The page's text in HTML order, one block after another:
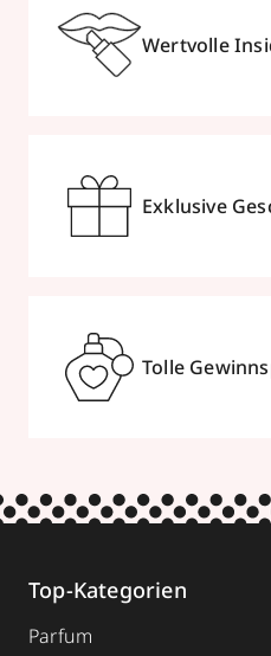
Wertvolle
Exklusive
Tolle
Top-Kategorien
Parfum